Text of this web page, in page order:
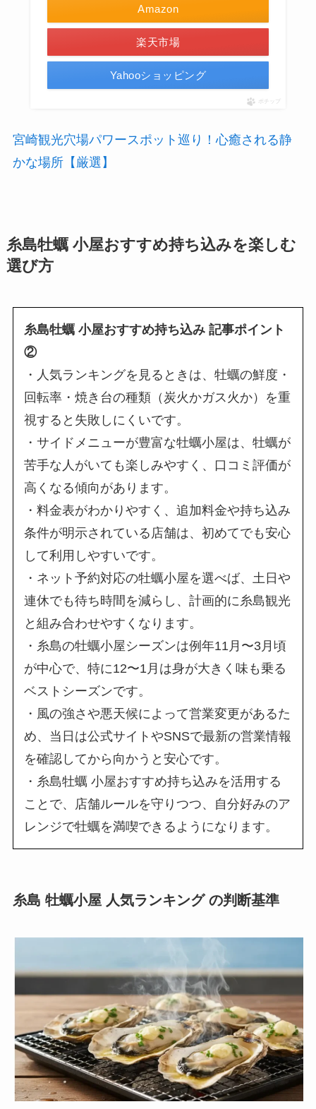
Amazon
楽天市場
Yahooショッピング
ポチップ
宮崎観光穴場パワースポット巡り！心癒される静
かな場所【厳選】
糸島牡蠣 小屋おすすめ持ち込みを楽しむ
選び方
糸島牡蠣 小屋おすすめ持ち込み 記事ポイント
②
・人気ランキングを見るときは、牡蠣の鮮度・
回転率・焼き台の種類（炭火かガス火か）を重
視すると失敗しにくいです。
・サイドメニューが豊富な牡蠣小屋は、牡蠣が
苦手な人がいても楽しみやすく、口コミ評価が
高くなる傾向があります。
・料金表がわかりやすく、追加料金や持ち込み
条件が明示されている店舗は、初めてでも安心
して利用しやすいです。
・ネット予約対応の牡蠣小屋を選べば、土日や
連休でも待ち時間を減らし、計画的に糸島観光
と組み合わせやすくなります。
・糸島の牡蠣小屋シーズンは例年11月〜3月頃
が中心で、特に12〜1月は身が大きく味も乗る
ベストシーズンです。
・風の強さや悪天候によって営業変更があるた
め、当日は公式サイトやSNSで最新の営業情報
を確認してから向かうと安心です。
・糸島牡蠣 小屋おすすめ持ち込みを活用する
ことで、店舗ルールを守りつつ、自分好みのア
レンジで牡蠣を満喫できるようになります。
糸島 牡蠣小屋 人気ランキング の判断基準